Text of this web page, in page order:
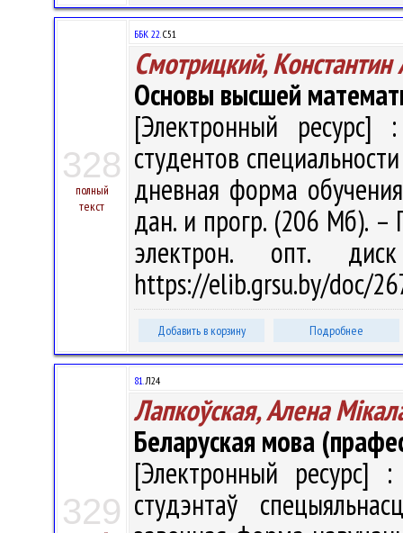
328
полный
текст
ББК 22.С51
Смотрицкий, Константин
Основы высшей
[Электронный ресурс]
студентов
дневная форма
дан. и прогр. (206 Мб). –
электрон. опт.
https://elib.grsu.by/doc/
Добавить в корзину Подробнее
329
81.Л24
Лапкоўская, Алена
Беларуская мова
[Электронный ресурс] :
студэнтаў